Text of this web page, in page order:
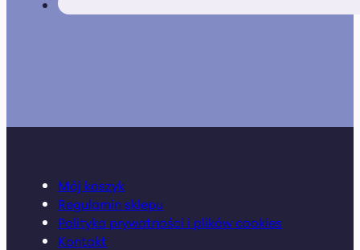
Mój koszyk
Regulamin sklepu
Polityka prywatności i plików cookies
Kontakt